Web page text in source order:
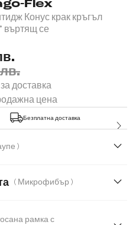
Flex
Конус крак кръгъл
въртящ се
доставка
цена
Безплатна доставка
( Таупе )
( Микрофибър )